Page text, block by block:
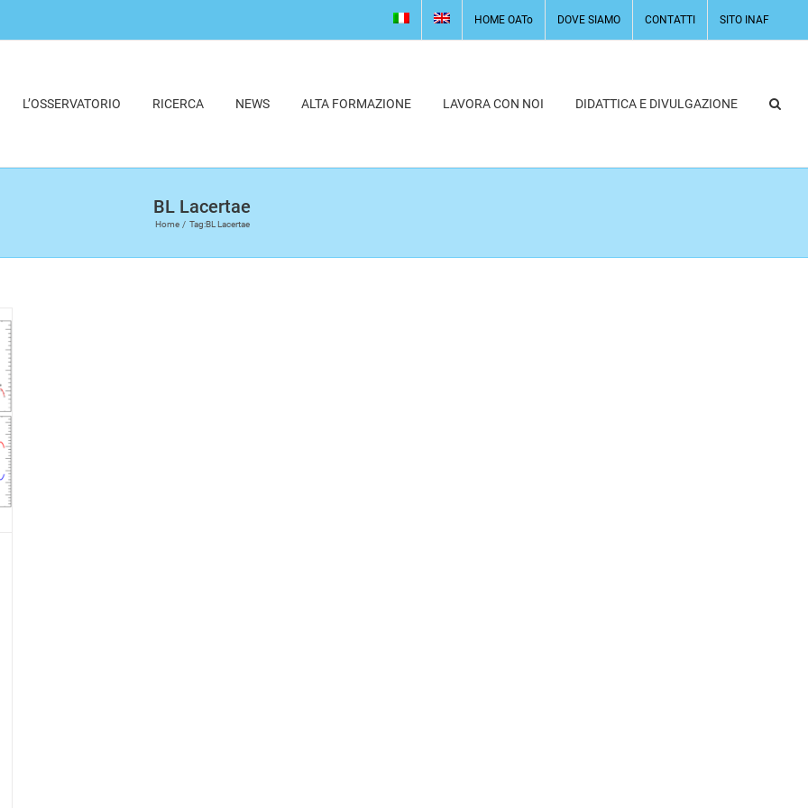
HOME OATo DOVE SIAMO CONTATTI SITO INAF
L’OSSERVATORIO RICERCA NEWS ALTA FORMAZIONE LAVORA CON NOI DIDATTICA E DIVULGAZIONE
BL Lacertae
Home Tag:BL Lacertae